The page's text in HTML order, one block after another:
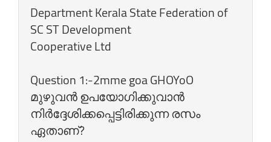
Department Kerala State Federation of
SC ST Development
Cooperative Ltd
Question 1:-2mme goa GHOYoO
മുഴുവന്‍ ഉപയോഗിക്കുവാന്‍
നിര്‍ദ്ദേശിക്കപ്പെട്ടിരിക്കുന്ന രസം
ഏതാണ്‌?